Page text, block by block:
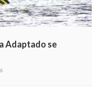
Adaptado se